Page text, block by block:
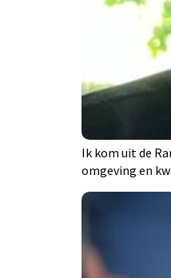
Ik kom uit de
omgeving en